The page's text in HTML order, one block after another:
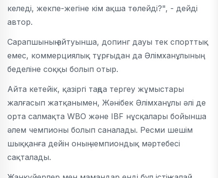
келеді, жекпе-жегіне кім ақша төлейді?", - дейді
автор.
Сарапшының айтуынша, допинг дауы тек спорттық
емес, коммерциялық тұрғыдан да Әлімханұлының
беделіне соққы болып отыр.
Айта кетейік, қазіргі таңда тергеу жұмыстары
жалғасып жатқанымен, Жәнібек Әлімханұлы әлі де
орта салмақта WBO және IBF нұсқалары бойынша
әлем чемпионы болып саналады. Ресми шешім
шыққанға дейін оның чемпиондық мәртебесі
сақталады.